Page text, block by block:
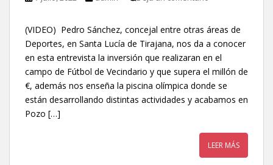
(VIDEO) Pedro Sánchez, concejal entre otras áreas de
Deportes, en Santa Lucía de Tirajana, nos da a conocer
en esta entrevista la inversión que realizaran en el
campo de Fútbol de Vecindario y que supera el millón de
€, además nos enseña la piscina olímpica donde se
están desarrollando distintas actividades y acabamos en
Pozo […]
LEER MÁS